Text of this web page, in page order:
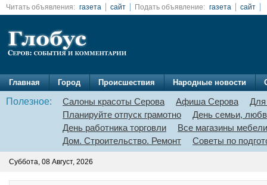
Читать объявления: газета сайт Подать объявление: газета сайт
Главная Город Происшествия Народные новости
Полезное: Салоны красоты Серова Афиша Серова
Для
Планируйте отпуск грамотно
День семьи,
День работника торговли
Все магазины мебели
Дом. Строительство. Ремонт
Советы по
Суббота, 08 Август, 2026